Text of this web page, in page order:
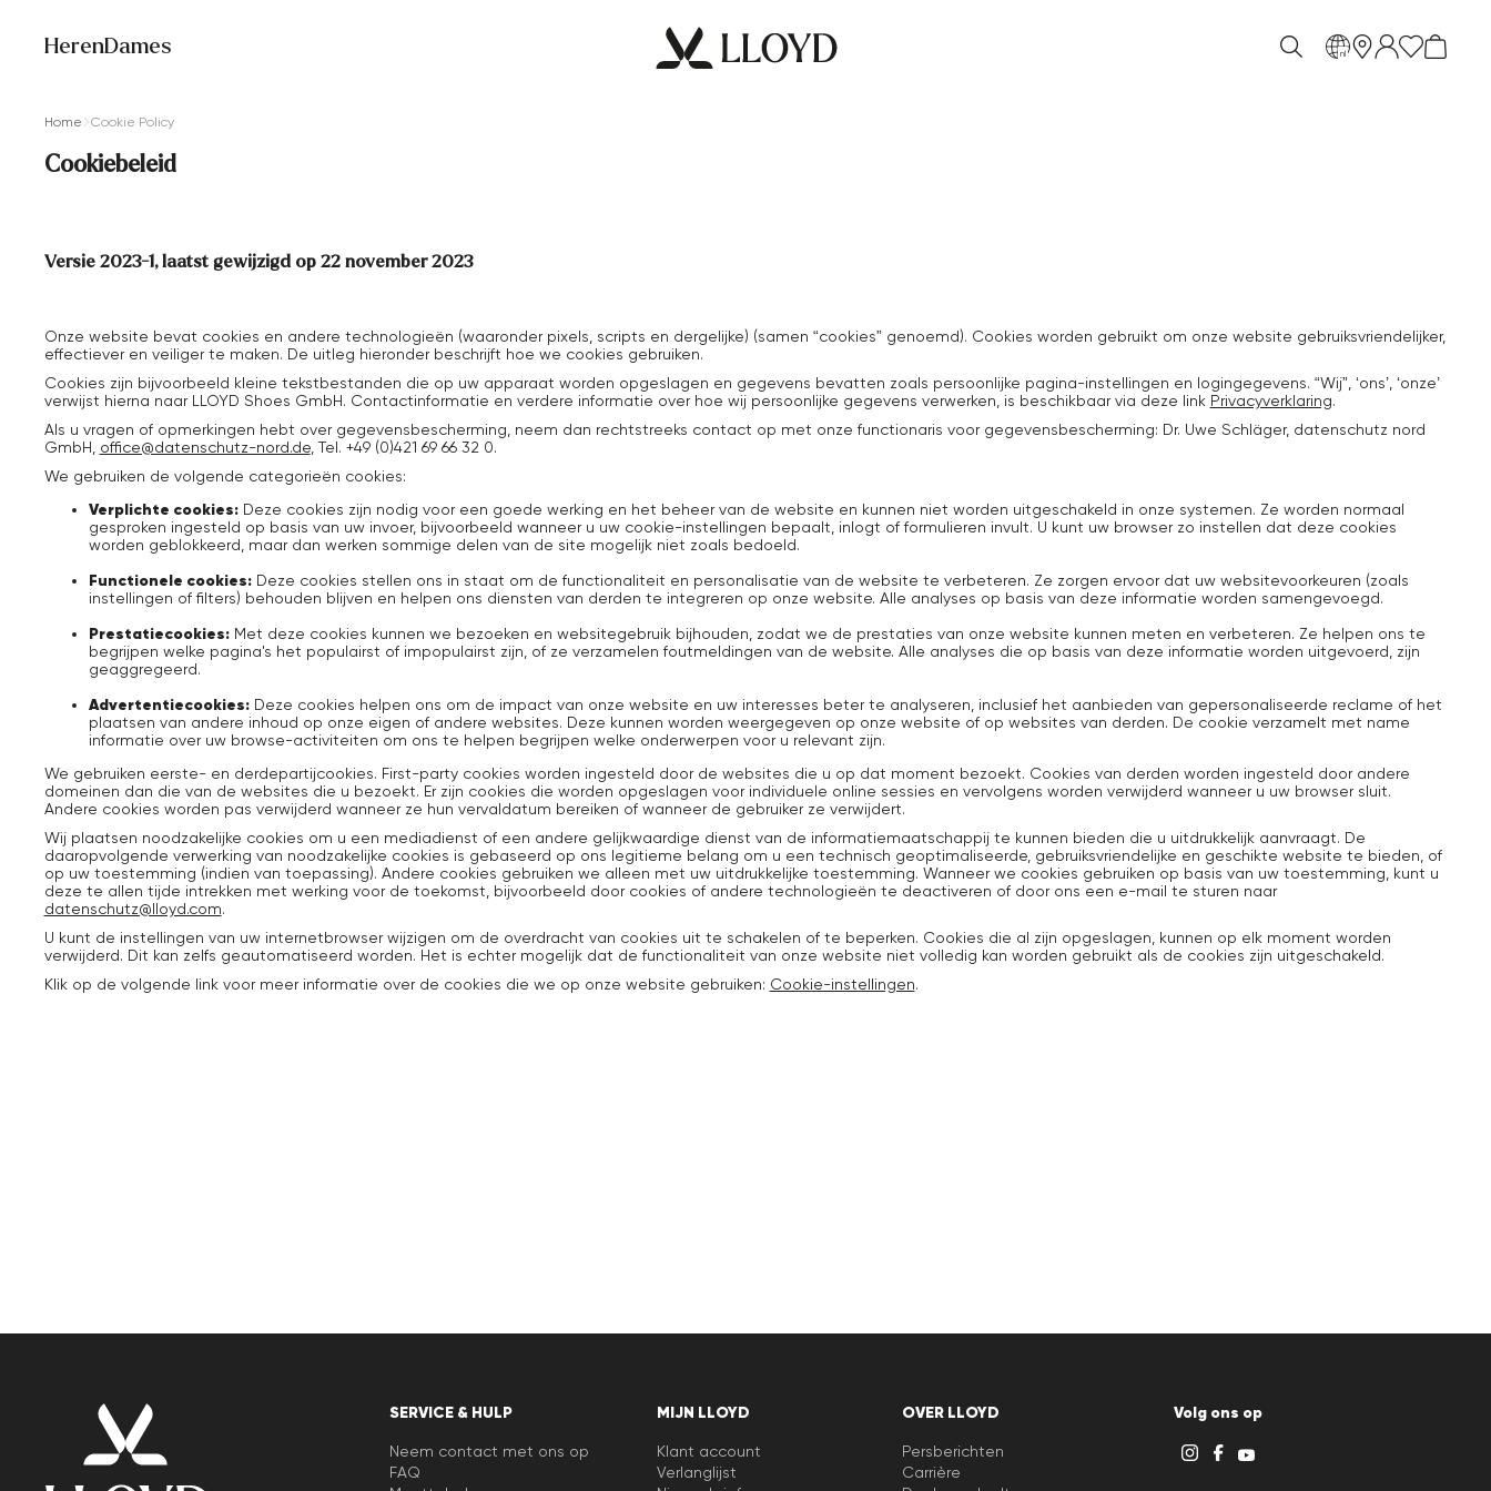
HerenDames nl
Home Cookie Policy
Cookiebeleid
Versie 2023-1, laatst gewijzigd op 22 november 2023
Onze website bevat cookies en andere technologieën (waaronder pixels, scripts en dergelijke) (samen “cookies” genoemd). Cookies worden gebruikt om onze website gebruiksvriendelijker,
effectiever en veiliger te maken. De uitleg hieronder beschrijft hoe we cookies gebruiken.
Cookies zijn bijvoorbeeld kleine tekstbestanden die op uw apparaat worden opgeslagen en gegevens bevatten zoals persoonlijke pagina-instellingen en logingegevens. “Wij”, ‘ons’, ‘onze’
verwijst hierna naar LLOYD Shoes GmbH. Contactinformatie en verdere informatie over hoe wij persoonlijke gegevens verwerken, is beschikbaar via deze link Privacyverklaring.
Als u vragen of opmerkingen hebt over gegevensbescherming, neem dan rechtstreeks contact op met onze functionaris voor gegevensbescherming: Dr. Uwe Schläger, datenschutz nord
GmbH, office@datenschutz-nord.de, Tel. +49 (0)421 69 66 32 0.
We gebruiken de volgende categorieën cookies:
Verplichte cookies:Deze cookies zijn nodig voor een goede werking en het beheer van de website en kunnen niet worden uitgeschakeld in onze systemen. Ze worden normaal
gesproken ingesteld op basis van uw invoer, bijvoorbeeld wanneer u uw cookie-instellingen bepaalt, inlogt of formulieren invult. U kunt uw browser zo instellen dat deze cookies
worden geblokkeerd, maar dan werken sommige delen van de site mogelijk niet zoals bedoeld.
Functionele cookies:Deze cookies stellen ons in staat om de functionaliteit en personalisatie van de website te verbeteren. Ze zorgen ervoor dat uw websitevoorkeuren (zoals
instellingen of filters) behouden blijven en helpen ons diensten van derden te integreren op onze website. Alle analyses op basis van deze informatie worden samengevoegd.
Prestatiecookies:Met deze cookies kunnen we bezoeken en websitegebruik bijhouden, zodat we de prestaties van onze website kunnen meten en verbeteren. Ze helpen ons te
begrijpen welke pagina's het populairst of impopulairst zijn, of ze verzamelen foutmeldingen van de website. Alle analyses die op basis van deze informatie worden uitgevoerd, zijn
geaggregeerd.
Advertentiecookies:Deze cookies helpen ons om de impact van onze website en uw interesses beter te analyseren, inclusief het aanbieden van gepersonaliseerde reclame of het
plaatsen van andere inhoud op onze eigen of andere websites. Deze kunnen worden weergegeven op onze website of op websites van derden. De cookie verzamelt met name
informatie over uw browse-activiteiten om ons te helpen begrijpen welke onderwerpen voor u relevant zijn.
We gebruiken eerste- en derdepartijcookies. First-party cookies worden ingesteld door de websites die u op dat moment bezoekt. Cookies van derden worden ingesteld door andere
domeinen dan die van de websites die u bezoekt. Er zijn cookies die worden opgeslagen voor individuele online sessies en vervolgens worden verwijderd wanneer u uw browser sluit.
Andere cookies worden pas verwijderd wanneer ze hun vervaldatum bereiken of wanneer de gebruiker ze verwijdert.
Wij plaatsen noodzakelijke cookies om u een mediadienst of een andere gelijkwaardige dienst van de informatiemaatschappij te kunnen bieden die u uitdrukkelijk aanvraagt. De
daaropvolgende verwerking van noodzakelijke cookies is gebaseerd op ons legitieme belang om u een technisch geoptimaliseerde, gebruiksvriendelijke en geschikte website te bieden, of
op uw toestemming (indien van toepassing). Andere cookies gebruiken we alleen met uw uitdrukkelijke toestemming. Wanneer we cookies gebruiken op basis van uw toestemming, kunt u
deze te allen tijde intrekken met werking voor de toekomst, bijvoorbeeld door cookies of andere technologieën te deactiveren of door ons een e-mail te sturen naar
datenschutz@lloyd.com.
U kunt de instellingen van uw internetbrowser wijzigen om de overdracht van cookies uit te schakelen of te beperken. Cookies die al zijn opgeslagen, kunnen op elk moment worden
verwijderd. Dit kan zelfs geautomatiseerd worden. Het is echter mogelijk dat de functionaliteit van onze website niet volledig kan worden gebruikt als de cookies zijn uitgeschakeld.
Klik op de volgende link voor meer informatie over de cookies die we op onze website gebruiken: Cookie-instellingen.
SERVICE & HULP
Neem contact met ons op
FAQ
MIJN LLOYD
Klant account
Verlanglijst
OVER LLOYD
Persberichten
Carrière
Volg ons op